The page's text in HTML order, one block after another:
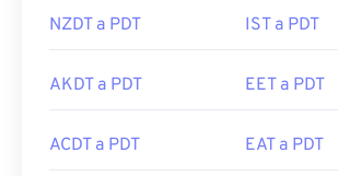
NZDT a PDT IST a PDT
AKDT a PDT EET a PDT
ACDT a PDT EAT a PDT